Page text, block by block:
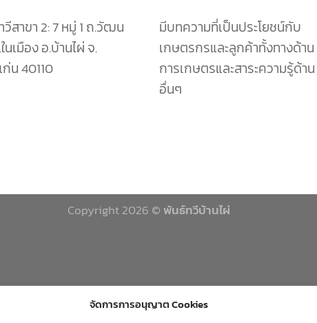
จัดการการอนุญาต Cookies
สาขา 2: 7 หมู่ 1 ถ.วัฒน
นเมือง อ.บ้านไผ่ จ.
น 40110
มีบทความที่เป็นประโยชน์กับ
เกษตรกรและลูกค้าทั้งทางด้าน
การเกษตรและสาระความรู้ด้าน
อื่นๆ
Copyright 2026 ©พันธ์ทวีบ้านไผ่